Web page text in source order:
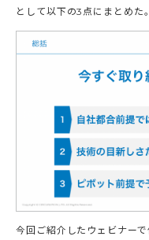
として以下の3点にまとめた。
今回ご紹介したウェビナー